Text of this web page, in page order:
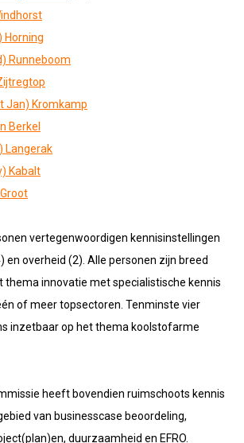
Horning
Runneboom
Jan) Kromkamp
Berkel
Langerak
Kabalt
vertegenwoordigen kennisinstellingen
en overheid (2). Alle personen zijn breed
thema innovatie met specialistische kennis
of meer topsectoren. Tenminste vier
inzetbaar op het thema koolstofarme
heeft bovendien ruimschoots kennis
van businesscase beoordeling,
duurzaamheid en EFRO.